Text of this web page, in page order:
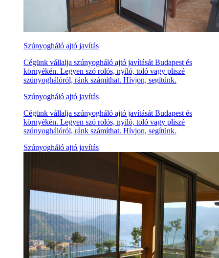
Szúnyogháló ajtó javítás
Cégünk vállalja szúnyogháló ajtó javítását Budapest és
környékén. Legyen szó rolós, nyíló, toló vagy pliszé
szúnyoghálóról, ránk számíthat. Hívjon, segítünk.
Szúnyogháló ajtó javítás
Cégünk vállalja szúnyogháló ajtó javítását Budapest és
környékén. Legyen szó rolós, nyíló, toló vagy pliszé
szúnyoghálóról, ránk számíthat. Hívjon, segítünk.
Szúnyogháló ajtó javítás